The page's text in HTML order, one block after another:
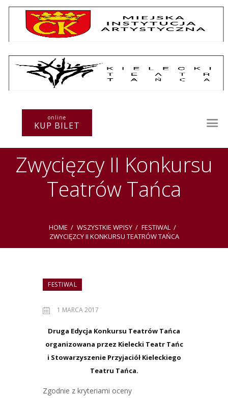
online
KUP BILET
Zwycięzcy II Konkursu
Teatrów Tańca
HOME WSZYSTKIE WPISY
FESTIWAL
ZWYCIĘZCY II KONKURSU TEATRÓW TAŃCA
Repertuar
Warsztaty
Festiwal
Kurs instruktorski
Sprawozdania
FESTIWAL
1 MARCA 2017
Druga Edycja Konkursu Teatrów Tańca
organizowana przez Kielecki Teatr Tańc
i Stowarzyszenie Przyjaciół Kieleckiego
Teatru Tańca.
Zgodnie z kryteriami oceny